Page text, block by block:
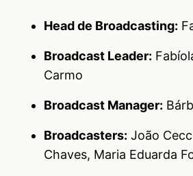
Head de Broadcasting:
Broadcast Leader:
Carmo
Broadcast Manager:
Broadcasters: João
Chaves, Maria Eduarda